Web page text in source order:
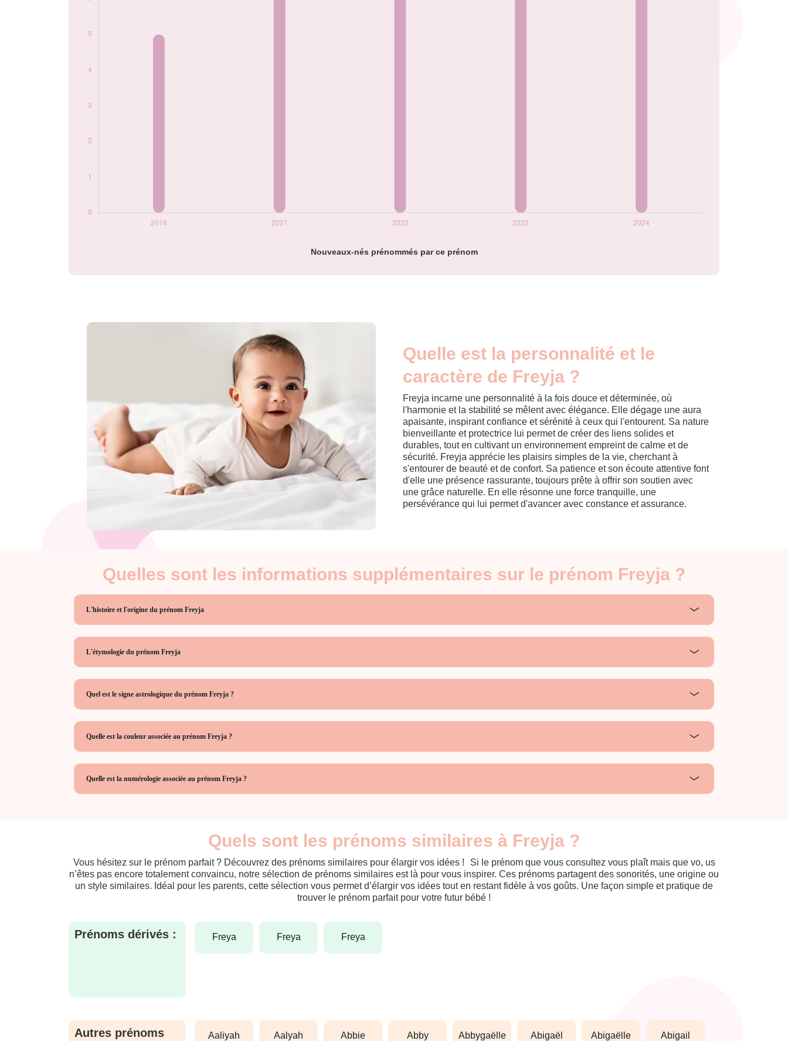
Nouveaux-nés prénommés par ce prénom
Quelle est la personnalité et le
caractère de Freyja ?
Freyja incarne une personnalité à la fois douce et déterminée, où
l'harmonie et la stabilité se mêlent avec élégance. Elle dégage une aura
apaisante, inspirant confiance et sérénité à ceux qui l'entourent. Sa nature
bienveillante et protectrice lui permet de créer des liens solides et
durables, tout en cultivant un environnement empreint de calme et de
sécurité. Freyja apprécie les plaisirs simples de la vie, cherchant à
s'entourer de beauté et de confort. Sa patience et son écoute attentive font
d'elle une présence rassurante, toujours prête à offrir son soutien avec
une grâce naturelle. En elle résonne une force tranquille, une
persévérance qui lui permet d'avancer avec constance et assurance.
Quelles sont les informations supplémentaires sur le prénom Freyja ?
L'histoire et l'origine du prénom Freyja
L'étymologie du prénom Freyja
Quel est le signe astrologique du prénom Freyja ?
Quelle est la couleur associée au prénom Freyja ?
Quelle est la numérologie associée au prénom Freyja ?
Quels sont les prénoms similaires à Freyja ?
Vous hésitez sur le prénom parfait ? Découvrez des prénoms similaires pour élargir vos idées ! Si le prénom que vous consultez vous plaît mais que vo, us
n’êtes pas encore totalement convaincu, notre sélection de prénoms similaires est là pour vous inspirer. Ces prénoms partagent des sonorités, une origine ou
un style similaires. Idéal pour les parents, cette sélection vous permet d’élargir vos idées tout en restant fidèle à vos goûts. Une façon simple et pratique de
trouver le prénom parfait pour votre futur bébé !
Prénoms dérivés : freya freya freya
Autres prénoms
aaliyah aalyah abbie abby abbygaëlle abigaël abigaëlle abigail